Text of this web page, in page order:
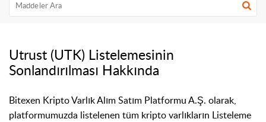
Utrust (UTK) Listelemesinin
Sonlandırılması Hakkında
Bitexen Kripto Varlık Alım Satım Platformu A.Ş. olarak,
platformumuzda listelenen tüm kripto varlıkların Listeleme